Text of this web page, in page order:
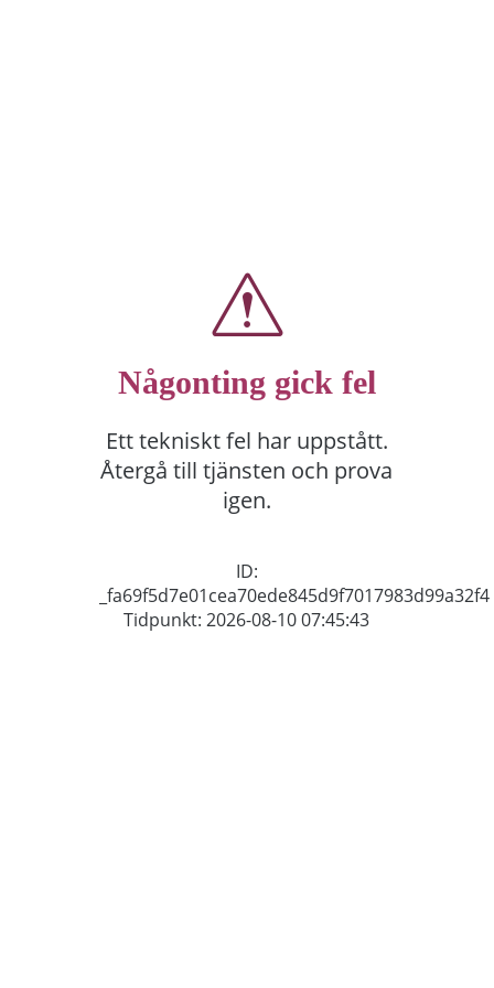
Någonting gick fel
Ett tekniskt fel har uppstått.
Återgå till tjänsten och prova
igen.
ID:
_fa69f5d7e01cea70ede845d9f7017983d99a32f4
Tidpunkt: 2026-08-10 07:45:43